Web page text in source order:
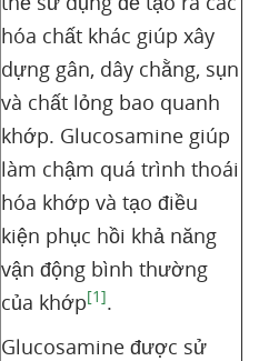
hóa chất khác giúp xây
dựng gân, dây chằng, sụn
và chất lỏng bao quanh
khớp. Glucosamine giúp
làm chậm quá trình thoái
hóa khớp và tạo điều
kiện phục hồi khả năng
vận động bình thường
của khớp[1].
Glucosamine được sử